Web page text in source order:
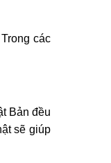
các
Bản đều
sẽ giúp